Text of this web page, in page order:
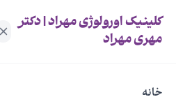
کلینیک اورولوژی مهراد | دکتر
مهری مهراد
خانه